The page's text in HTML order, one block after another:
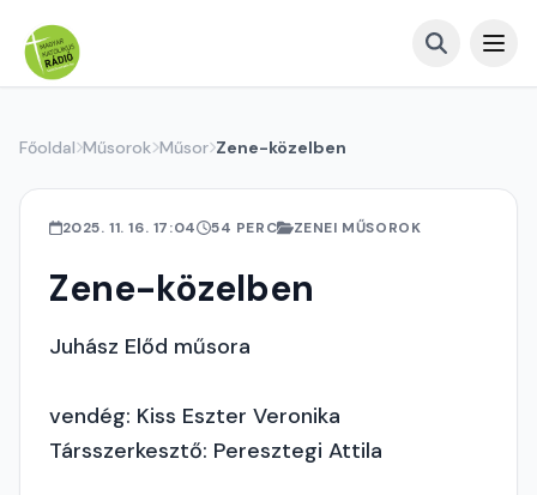
Főoldal Műsorok Műsor Zene-közelben
2025. 11. 16. 17:04 54 PERC ZENEI MŰSOROK
Zene-közelben
Juhász Előd műsora
vendég: Kiss Eszter Veronika
Társszerkesztő: Peresztegi Attila